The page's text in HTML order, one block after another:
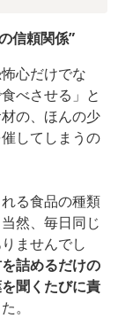
信頼関係”
心だけでな
べさせる」と
の、ほんの少
してしまうの
る食品の種類
然、毎日同じ
ませんでし
詰めるだけの
聞くたびに責
。